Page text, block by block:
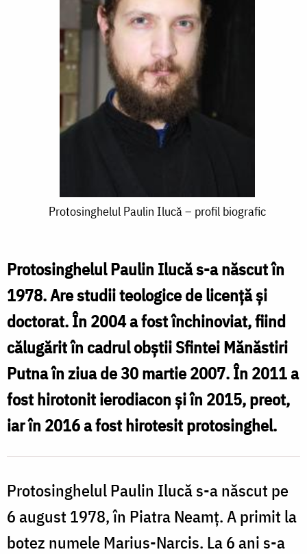
Protosinghelul
–
profil
biografic
Protosinghelul Paulin Ilucă – profil biografic
Protosinghelul Paulin Ilucă s-a născut în
1978. Are studii teologice de licență și
doctorat. În 2004 a fost închinoviat, fiind
călugărit în cadrul obştii Sfintei Mănăstiri
Putna în ziua de 30 martie 2007. În 2011 a
fost hirotonit ierodiacon și în 2015, preot,
iar în 2016 a fost hirotesit protosinghel.
Protosinghelul Paulin Ilucă s-a născut pe
6 august 1978, în Piatra Neamț. A primit la
botez numele Marius-Narcis. La 6 ani s-a